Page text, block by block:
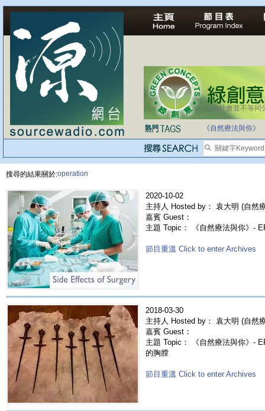
法治社會並不等同
自家教育合法化-
《自然療法與你》
搜尋的結果關於:operation
2020-10-02
主持人 Hosted by： 袁大明 (自然
嘉賓 Guest：
主題 Topic： 《自然療法與你》-
節目重溫 Click to enter Archives
2018-03-30
主持人 Hosted by： 袁大明 (自然
嘉賓 Guest：
主題 Topic： 《自然療法與你》-
的胸膛
節目重溫 Click to enter Archives